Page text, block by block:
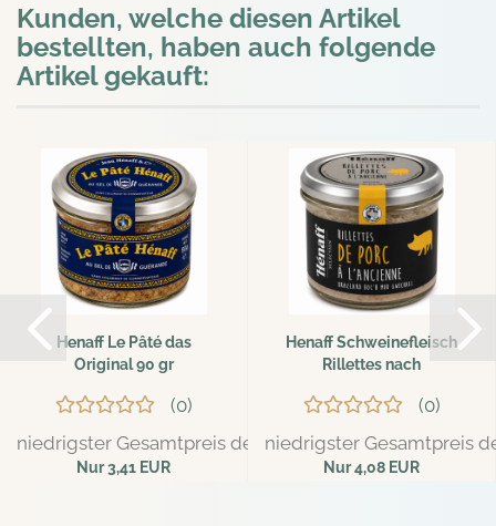
Kunden, welche diesen Artikel
bestellten, haben auch folgende
Artikel gekauft:
Henaff Le Pâté das
Original 90 gr
0
niedrigster Gesamtpreis der letzten 30 Tage: 3,59 EUR
Nur 3,41 EUR
Henaff Schweinefleisch
Rillettes nach
0
niedrigster Gesamtpreis
Nur 4,08 EUR